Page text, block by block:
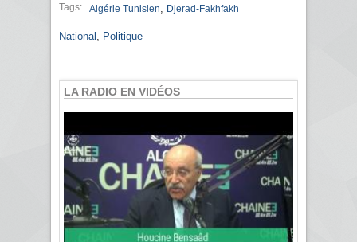
Tags: Algérie Tunisien Djerad-Fakhfakh
National Politique
LA RADIO EN VIDÉOS